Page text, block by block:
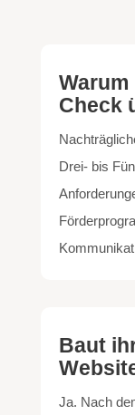
Check
Drei- bis
Baut
Ja. Nach